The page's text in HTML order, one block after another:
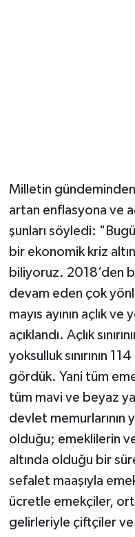
artan enflasyona ve
şunları söyledi:
bir ekonomik kriz
biliyoruz. 2018’den
devam eden çok
mayıs ayının açlık ve
açıklandı. Açlık
yoksulluk sınırının
gördük. Yani tüm
tüm mavi ve beyaz
devlet memurlarının
olduğu; emeklilerin ve
altında olduğu bir
sefalet maaşıyla
ücretle emekçiler,
gelirleriyle çiftçiler ve
para kazandırarak